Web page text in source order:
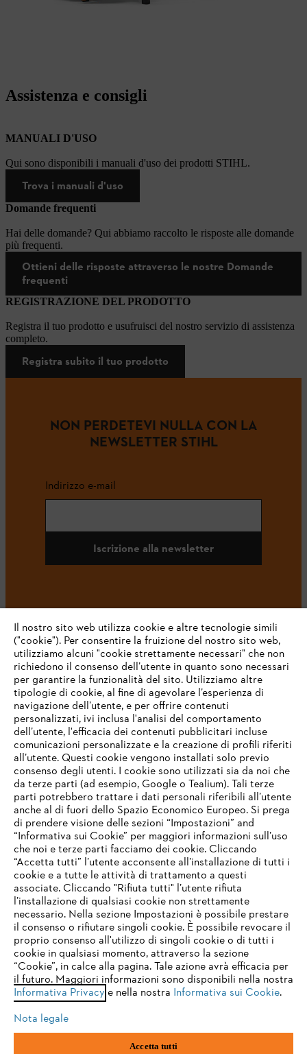
Assistenza e consigli
MANUALI D'USO
Qui sono disponibili i manuali d'uso dei prodotti STIHL.
Trova i manuali d'uso
Domande frequenti
Hai delle domande? Qui abbiamo raccolto le risposte alle domande
più frequenti.
Ottieni delle risposte attraverso le nostre Domande
frequenti
REGISTRAZIONE DEL PRODOTTO
Registra il tuo prodotto e usufruisci del nostro servizio di assistenza
completo.
Registra subito il tuo prodotto
NON PERDETEVI NULLA CON LA
NEWSLETTER STIHL
Indirizzo e-mail
Iscrizione alla newsletter
#STIHL
L’azienda
STIHL FAQ
Service
Termini e condizioni generali Privacy policy
Note legali Cookies Informazioni legali
Andreas STIHL S.p.A. - Viale delle Industrie, 15
20040 Cambiago (MI)
Email:info@stihl.it
Numero di partita IVA: 09883420151.
IHR BROWSER WIRD NICHT
UNTERSTÜTZT
Sie nutzen einen Browser, den wir noch nicht unterstützen. Für
eine optimale Nutzung unserer Seite empfehlen wir Ihnen, zu
einem der folgenden Browser zu wechseln:
firefox chrome
safari edge
Il nostro sito web utilizza cookie e altre tecnologie simili
("cookie"). Per consentire la fruizione del nostro sito web,
utilizziamo alcuni "cookie strettamente necessari" che non
richiedono il consenso dell’utente in quanto sono necessari
per garantire la funzionalità del sito. Utilizziamo altre
tipologie di cookie, al fine di agevolare l’esperienza di
navigazione dell’utente, e per offrire contenuti
personalizzati, ivi inclusa l'analisi del comportamento
dell’utente, l'efficacia dei contenuti pubblicitari incluse
comunicazioni personalizzate e la creazione di profili riferiti
all’utente. Questi cookie vengono installati solo previo
consenso degli utenti. I cookie sono utilizzati sia da noi che
da terze parti (ad esempio, Google o Tealium). Tali terze
parti potrebbero trattare i dati personali riferibili all’utente
anche al di fuori dello Spazio Economico Europeo. Si prega
di prendere visione delle sezioni “Impostazioni” and
“Informativa sui Cookie” per maggiori informazioni sull’uso
che noi e terze parti facciamo dei cookie. Cliccando
“Accetta tutti” l’utente acconsente all’installazione di tutti i
cookie e a tutte le attività di trattamento a questi
associate. Cliccando "Rifiuta tutti" l’utente rifiuta
l’installazione di qualsiasi cookie non strettamente
necessario. Nella sezione Impostazioni è possibile prestare
il consenso o rifiutare singoli cookie. È possibile revocare il
proprio consenso all'utilizzo di singoli cookie o di tutti i
cookie in qualsiasi momento, attraverso la sezione
“Cookie”, in calce alla pagina. Tale azione avrà efficacia per
il futuro. Maggiori informazioni sono disponibili nella nostra
Informativa Privacy e nella nostra Informativa sui Cookie.
Nota legale
Accetta tutti